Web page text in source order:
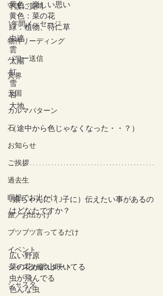
守護に質問
1年間メッセージ
物件リーディング
パワー送信
冥界
天国
カルマパターン
石
お知らせ
ご挨拶
過去生
瞑想でお出かけ
旅／お出かけ
ブツブツ言ってるだけ
イベント
シャスタ編スタート
シャスタ
黄色：楽しい思い
黄色：菜の花
緑：植物、特に草
虫達
雲
太陽
虹
雪
岩
大地
（途中から色じゃなくなった・・？）
J娘ちゃんに（J子に）伝えたい事があるの
はどなたですか？
広い野原
菜の花が沢山咲いてる
虫が飛んでる
色んな虫